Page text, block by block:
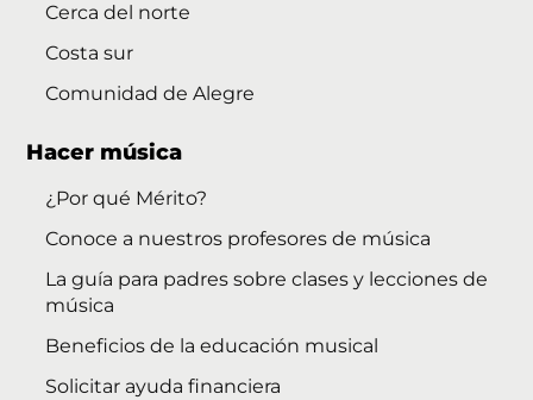
Cerca del norte
Costa sur
Comunidad de Alegre
Hacer música
¿Por qué Mérito?
Conoce a nuestros profesores de música
La guía para padres sobre clases y lecciones de
música
Beneficios de la educación musical
Solicitar ayuda financiera